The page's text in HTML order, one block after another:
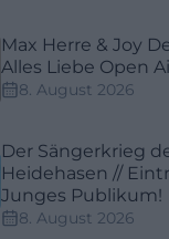
Max Herre & Joy
Alles Liebe Open
8. August 2026
Der Sängerkrieg
Heidehasen //
Junges Publikum!
8. August 2026